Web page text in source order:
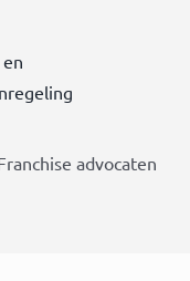
advocaten